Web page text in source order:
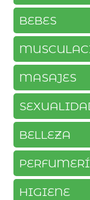
BEBES
MASAJES
BELLEZA
HIGIENE